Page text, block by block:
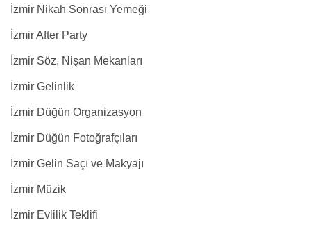
İzmir Nikah Sonrası Yemeği
İzmir After Party
İzmir Söz, Nişan Mekanları
İzmir Gelinlik
İzmir Düğün Organizasyon
İzmir Düğün Fotoğrafçıları
İzmir Gelin Saçı ve Makyajı
İzmir Müzik
İzmir Evlilik Teklifi